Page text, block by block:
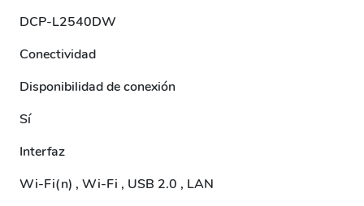
DCP-L2540DW
Conectividad
Disponibilidad de conexión
Sí
Interfaz
Wi-Fi(n) , Wi-Fi , USB 2.0 , LAN